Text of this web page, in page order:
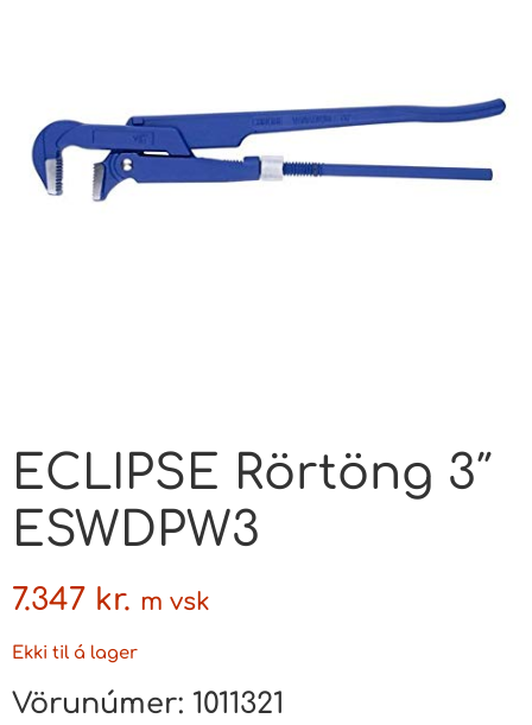
ECLIPSE Rörtöng 3″
ESWDPW3
7.347 kr. m vsk
Ekki til á lager
Vörunúmer: 1011321